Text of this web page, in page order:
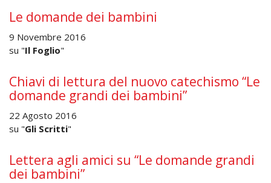
Le domande dei bambini
9 Novembre 2016
su "Il Foglio"
Chiavi di lettura del nuovo catechismo “Le
domande grandi dei bambini”
22 Agosto 2016
su "Gli Scritti"
Lettera agli amici su “Le domande grandi
dei bambini”